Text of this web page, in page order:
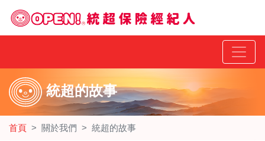
統超的故事
首頁 關於我們 統超的故事